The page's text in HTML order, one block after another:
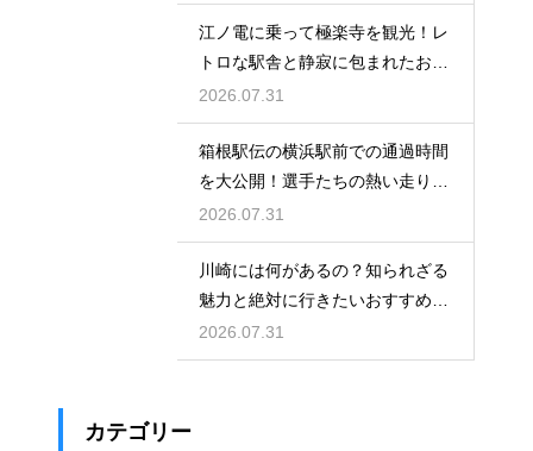
江ノ電に乗って極楽寺を観光！レ
トロな駅舎と静寂に包まれたお寺
に癒される
2026.07.31
箱根駅伝の横浜駅前での通過時間
を大公開！選手たちの熱い走りを
沿道で応援
2026.07.31
川崎には何があるの？知られざる
魅力と絶対に行きたいおすすめ観
光スポット
2026.07.31
カテゴリー